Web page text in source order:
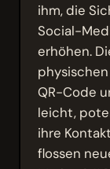
ihm, die
Social-
erhöhen.
QR-Code
leicht,
ihre
flossen